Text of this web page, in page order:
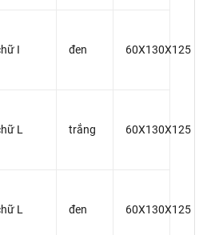
I đen 60X130X125
L trắng 60X130X125
L đen 60X130X125